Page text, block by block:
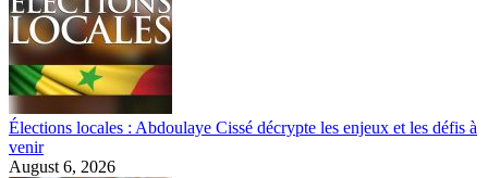
Élections locales : Abdoulaye Cissé décrypte les enjeux et les défis à
venir
August 6, 2026